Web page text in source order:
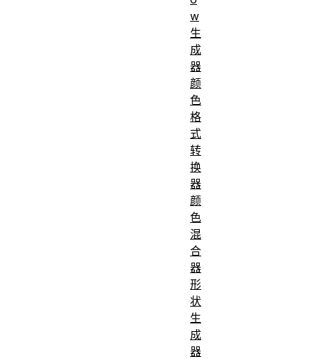
w
生
成
器
颜
色
格
式
转
换
器
颜
色
混
合
器
形
状
生
成
器